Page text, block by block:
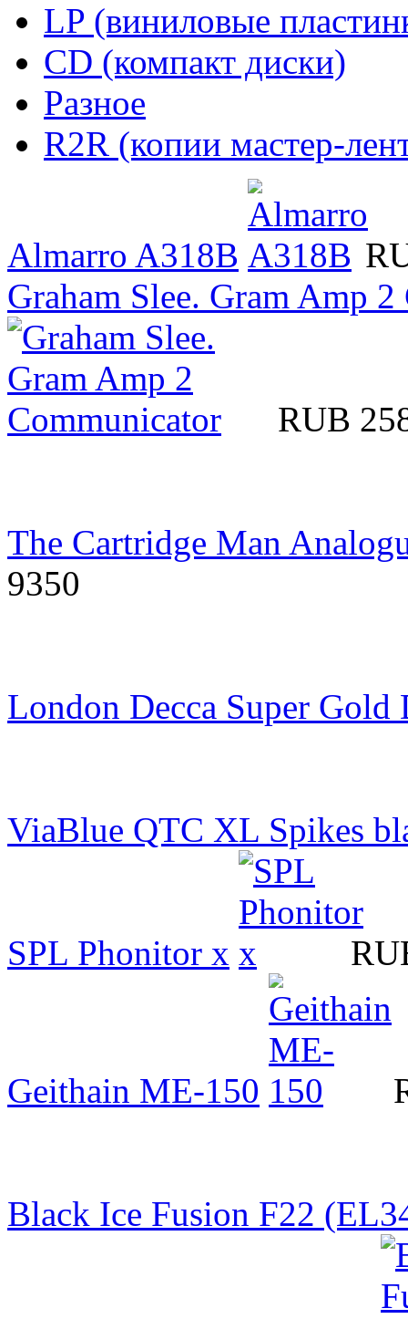
LP (виниловые
CD (компакт диски)
Разное
R2R (копии мастер-
Almarro A318B
Graham Slee. Gram Amp
RUB
The Cartridge Man
9350
London Decca Super Gold
ViaBlue QTC XL Spikes
SPL Phonitor x
Geithain ME-150
Black Ice Fusion F22